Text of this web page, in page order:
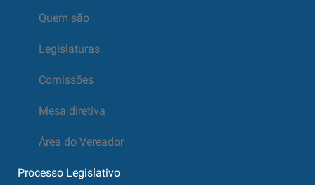
Quem são
Legislaturas
Comissões
Mesa diretiva
Área do Vereador
Processo Legislativo